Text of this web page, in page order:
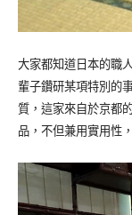
大家都知道日本的職
輩子鑽研某項特別的
質，這家來自於京都
品，不但兼用實用性